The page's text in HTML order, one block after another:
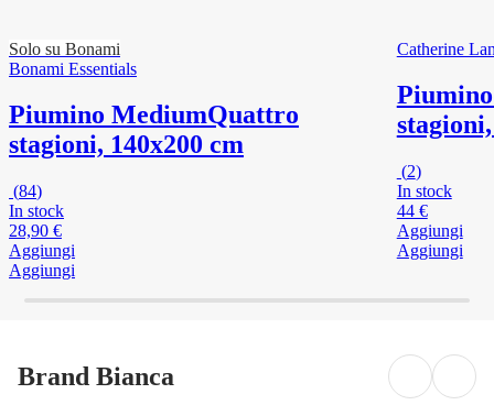
Solo su Bonami
Bonami Essentials
Piumino MediumQuattro
stagioni, 140x200 cm
(84)
In stock
28,90 €
Aggiungi
Aggiungi
Catherine
(2)
In stock
44 €
Aggiungi
Aggiungi
Brand Bianca